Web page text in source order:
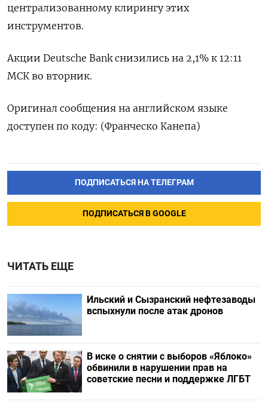
централизованному клирингу этих
инструментов.
Акции Deutsche Bank снизились на 2,1% к 12:11
МСК во вторник.
Оригинал сообщения на английском языке
доступен по коду: (Франческо Канепа)
ПОДПИСАТЬСЯ НА ТЕЛЕГРАМ
ПОДПИСАТЬСЯ В GOOGLE
ЧИТАТЬ ЕЩЕ
Ильский и Сызранский нефтезаводы
вспыхнули после атак дронов
В иске о снятии с выборов «Яблоко»
обвинили в нарушении прав на
советские песни и поддержке ЛГБТ